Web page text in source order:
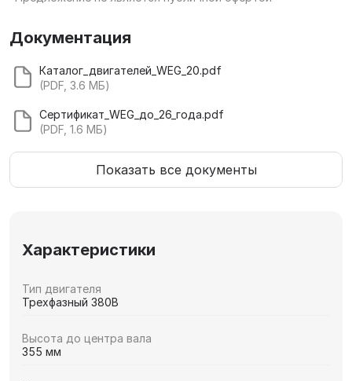
Документация
Каталог_двигателей_WEG_20.pdf
(PDF, 3.6 МБ)
Сертификат_WEG_до_26_года.pdf
(PDF, 1.6 МБ)
Показать все документы
Характеристики
Тип двигателя
Трехфазный 380В
Высота до центра вала
355 мм